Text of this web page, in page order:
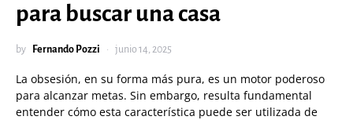
para buscar una casa
by Fernando Pozzi junio 14, 2025
La obsesión, en su forma más pura, es un motor poderoso
para alcanzar metas. Sin embargo, resulta fundamental
entender cómo esta característica puede ser utilizada de